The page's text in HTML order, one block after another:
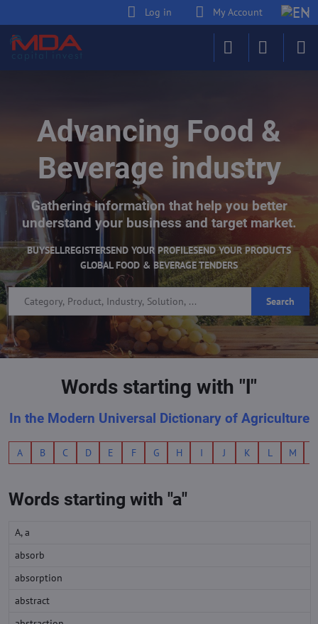
Log in My Account
Advancing Food &
Beverage industry
Gathering information that help you better
understand your business and target market.
BUYSELLREGISTERSEND YOUR PROFILESEND YOUR PRODUCTS
GLOBAL FOOD & BEVERAGE TENDERS
Search
Words starting with "l"
In the Modern Universal Dictionary of Agriculture
A B C D E F G H I J K L M
Words starting with "a"
A, a
absorb
absorption
abstract